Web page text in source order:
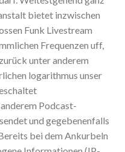
bietet inzwischen
Funk Livestream
Frequenzen uff,
unter anderem
logarithmus unser
Podcast-
und gegebenenfalls
bei dem Ankurbeln